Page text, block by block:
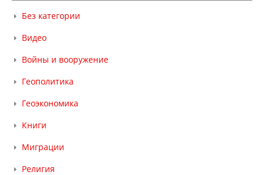
Без категории
Видео
Войны и вооружение
Геополитика
Геоэкономика
Книги
Миграции
Религия